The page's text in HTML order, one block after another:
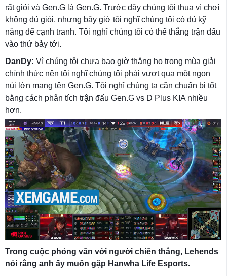
rất giỏi và Gen.G là Gen.G. Trước đây chúng tôi thua vì chơi
không đủ giỏi, nhưng bây giờ tôi nghĩ chúng tôi có đủ kỹ
năng để cạnh tranh. Tôi nghĩ chúng tôi có thể thắng trận đấu
vào thứ bảy tới.
DanDy: Vì chúng tôi chưa bao giờ thắng họ trong mùa giải
chính thức nên tôi nghĩ chúng tôi phải vượt qua một ngọn
núi lớn mang tên Gen.G. Tôi nghĩ chúng ta cần chuẩn bị tốt
bằng cách phân tích trận đấu Gen.G vs D Plus KIA nhiều
hơn.
Trong cuộc phỏng vấn với người chiến thắng, Lehends
nói rằng anh ấy muốn gặp Hanwha Life Esports.